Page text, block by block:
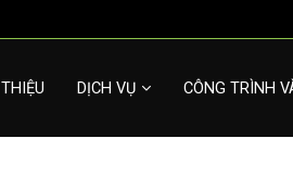
DỊCH VỤ CÔNG TRÌNH